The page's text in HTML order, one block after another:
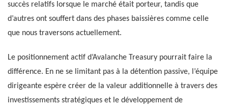
succès relatifs lorsque le marché était porteur, tandis que
d’autres ont souffert dans des phases baissières comme celle
que nous traversons actuellement.
Le positionnement actif d’Avalanche Treasury pourrait faire la
différence. En ne se limitant pas à la détention passive, l’équipe
dirigeante espère créer de la valeur additionnelle à travers des
investissements stratégiques et le développement de